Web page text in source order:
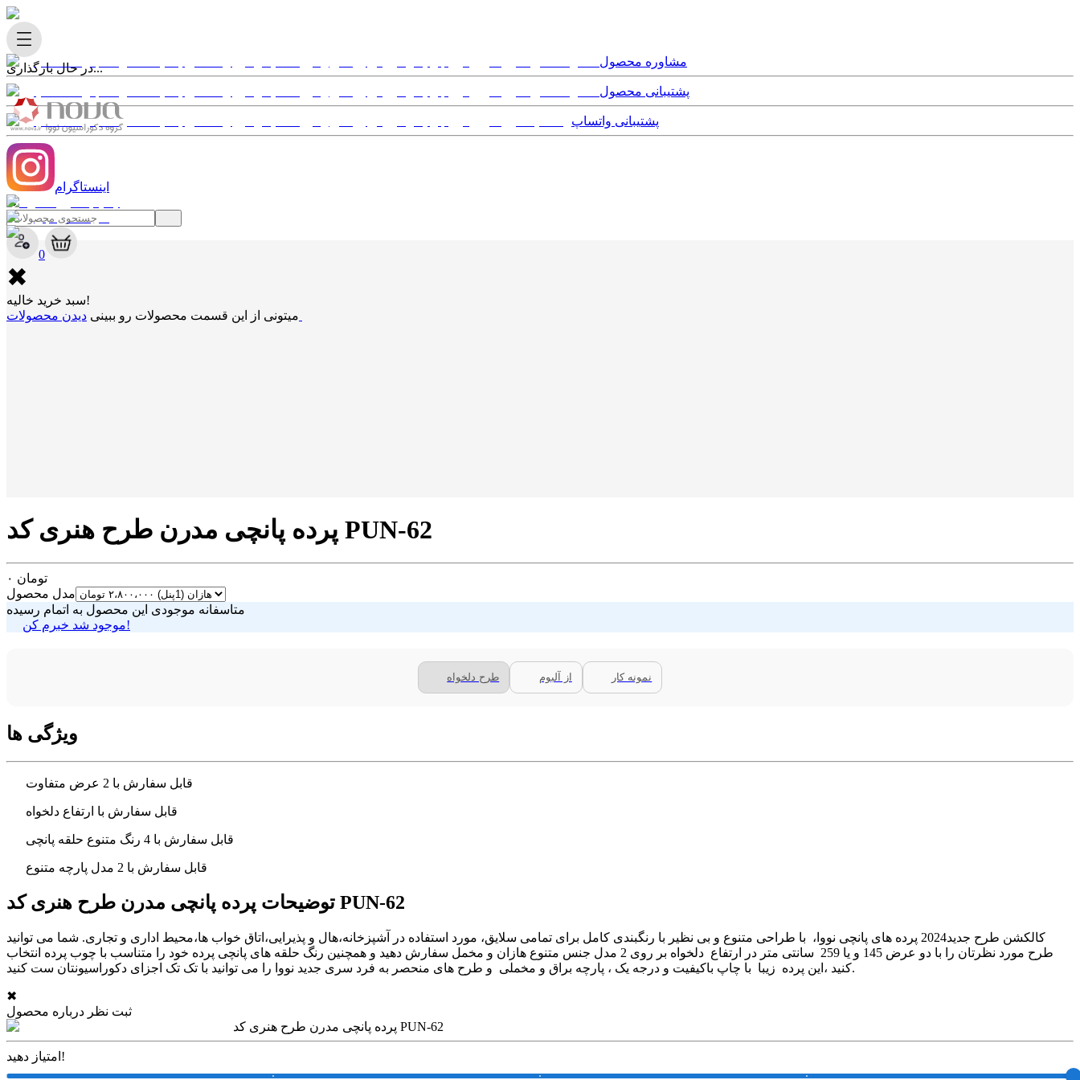
در حال بارگذاری...
✖
0
✖
سبد خرید خالیه!
میتونی از این قسمت محصولات رو ببینی
مشاوره محصول
پشتیبانی محصول
پشتیبانی واتساپ
اینستاگرام
پرده پانچی مدرن طرح هنری کد PUN-62
۰ تومان
مدل محصول
متاسفانه موجودی این محصول به اتمام رسیده
موجود شد خبرم کن!
طرح دلخواه از آلبوم نمونه کار
ویژگی ها
قابل سفارش با 2 عرض متفاوت
قابل سفارش با ارتفاع دلخواه
قابل سفارش با 4 رنگ متنوع حلقه پانچی
قابل سفارش با 2 مدل پارچه متنوع
توضیحات پرده پانچی مدرن طرح هنری کد PUN-62
کالکشن طرح جدید2024 پرده های پانچی نووا، با طراحی متنوع و بی نظیر با رنگبندی کامل برای تمامی سلایق، مورد استفاده در آشپزخانه،هال و پذیرایی،اتاق خواب ها،محیط اداری و تجاری. شما می توانید
طرح مورد نظرتان را با دو عرض 145 و یا 259 سانتی متر در ارتفاع دلخواه بر روی 2 مدل جنس متنوع هازان و مخمل سفارش دهید و همچنین رنگ حلقه های پانچی پرده خود را متناسب با چوب پرده انتخاب
کنید ،این پرده زیبا با چاپ باکیفیت و درجه یک ، پارچه براق و مخملی و طرح های منحصر به فرد سری جدید نووا را می توانید با تک تک اجزای دکوراسیونتان ست کنید.
✖
ثبت نظر درباره محصول
پرده پانچی مدرن طرح هنری کد PUN-62
امتیاز دهید!